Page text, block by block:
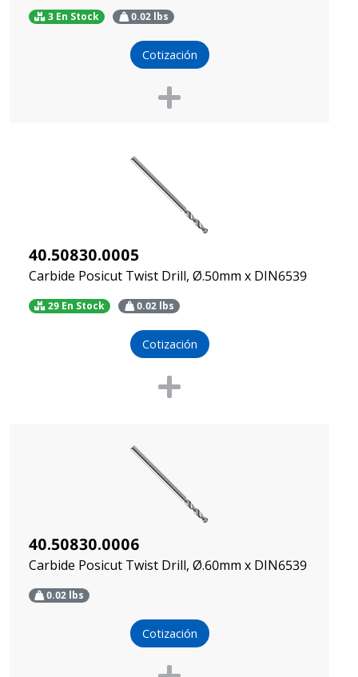
3 En Stock 0.02lbs
Cotización
40.50830.0005
Carbide Posicut Twist Drill, Ø.50mm x DIN6539
29 En Stock 0.02lbs
Cotización
40.50830.0006
Carbide Posicut Twist Drill, Ø.60mm x DIN6539
0.02 lbs
Cotización